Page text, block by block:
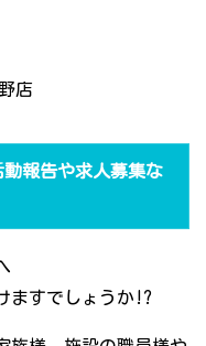
店
報告や求人募集な
ますでしょうか!?